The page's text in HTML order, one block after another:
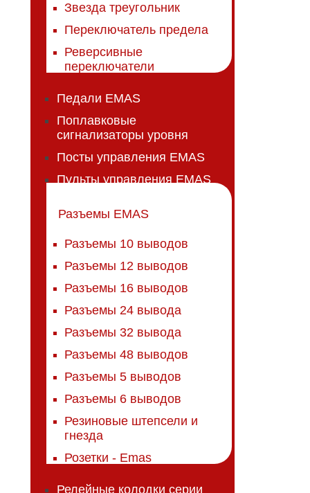
Звезда треугольник
Переключатель предела
Реверсивные
переключатели
Педали EMAS
Поплавковые
сигнализаторы уровня
Посты управления EMAS
Пульты управления EMAS
Разъемы EMAS
Разъемы 10 выводов
Разъемы 12 выводов
Разъемы 16 выводов
Разъемы 24 вывода
Разъемы 32 вывода
Разъемы 48 выводов
Разъемы 5 выводов
Разъемы 6 выводов
Резиновые штепсели и
гнезда
Розетки - Emas
Релейные колодки серии